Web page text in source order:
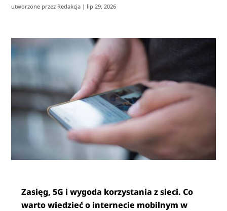
utworzone przez Redakcja | lip 29, 2026
Zasięg, 5G i wygoda korzystania z sieci. Co
warto wiedzieć o internecie mobilnym w